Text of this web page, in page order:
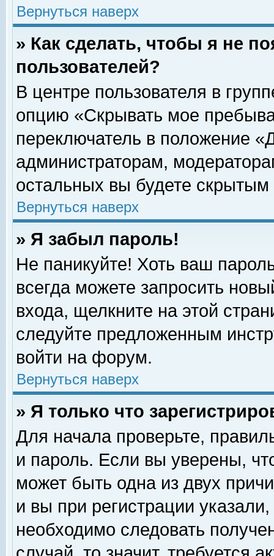
Вернуться наверх
» Как сделать, чтобы я не
пользователей?
В центре пользователя в
опцию «Скрывать мое
переключатель в положение
администраторам,
остальных вы будете скрытым
Вернуться наверх
» Я забыл пароль!
Не паникуйте! Хоть ваш
всегда можете запросить
входа, щелкните на этой
следуйте предложенным
войти на форум.
Вернуться наверх
» Я только что
Для начала проверьте,
и пароль. Если вы уверены,
может быть одна из двух
и вы при регистрации
необходимо следовать